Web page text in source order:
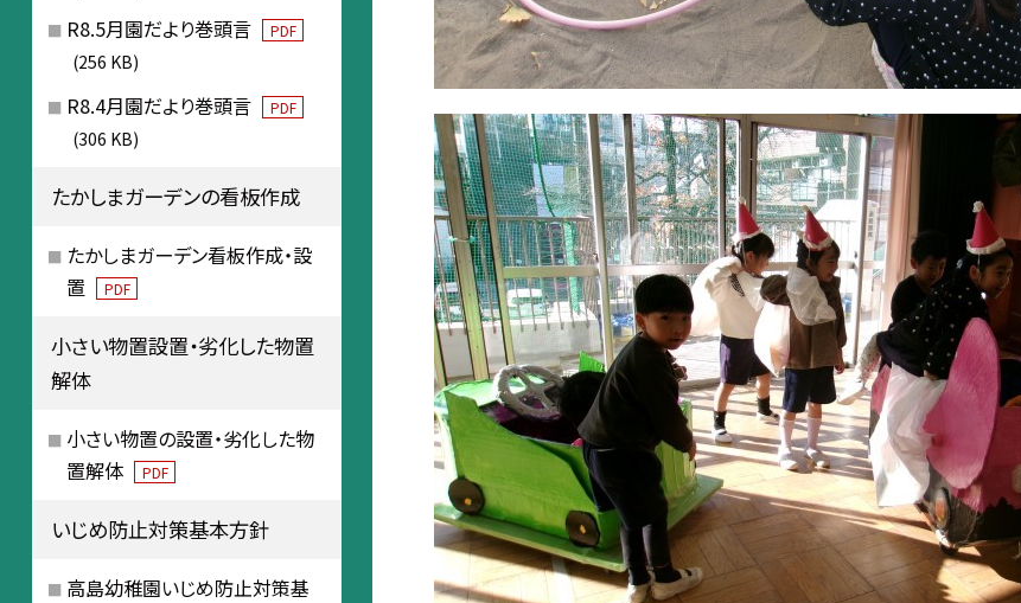
R8.5月園だより巻頭言 PDF
(256 KB)
R8.4月園だより巻頭言 PDF
(306 KB)
たかしまガーデンの看板作成
たかしまガーデン看板作成・設
置
PDF
小さい物置設置・劣化した物置
解体
小さい物置の設置・劣化した物
置解体
PDF
いじめ防止対策基本方針
高島幼稚園いじめ防止対策基